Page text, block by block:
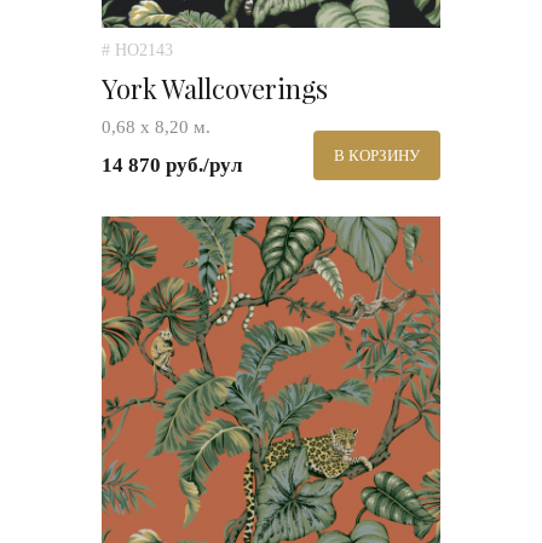
# HO2143
York Wallcoverings
0,68 х 8,20 м.
14 870 руб./рул В КОРЗИНУ